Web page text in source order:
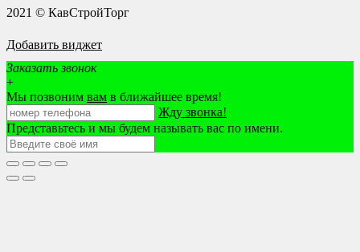
2021 © КавСтройТорг
Добавить виджет
Заказать звонок
+
Мы позвоним вам в ближайшее время!
Жду звонка!
Представьтесь и мы будем называть вас по имени.